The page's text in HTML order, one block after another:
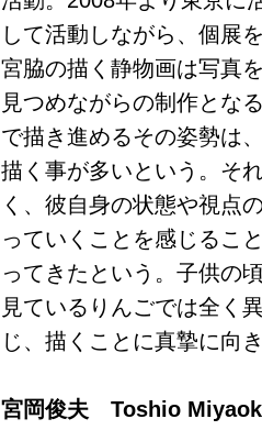
して活動しながら、個展
宮脇の描く静物画は写真
見つめながらの制作とな
で描き進めるその姿勢は
描く事が多いという。そ
く、彼自身の状態や視点
っていくことを感じるこ
ってきたという。子供の
見ているりんごでは全く
じ、描くことに真摯に向
宮岡俊夫 Toshio